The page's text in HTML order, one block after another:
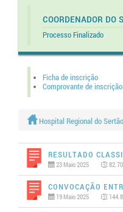
Coordenador do
Processo Finalizado
Ficha de inscrição
Comprovante de inscrição
Hospital Regional do
Resultado
23 Maio 2025
Convocação
19 Maio 2025